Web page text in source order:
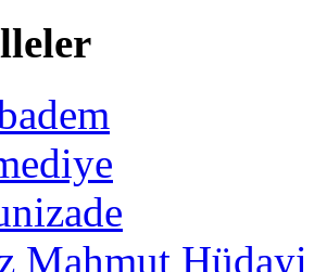
Mahmut Hüdayi